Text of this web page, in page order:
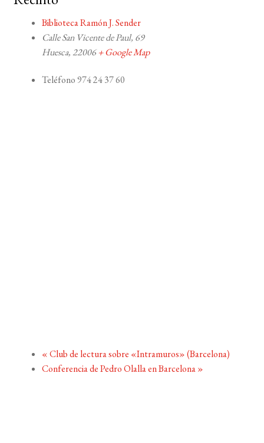
Biblioteca Ramón J. Sender
Calle San Vicente de Paul, 69
Huesca,22006 + Google Map
Teléfono 974 24 37 60
«Club de lectura sobre «Intramuros» (Barcelona)
Conferencia de Pedro Olalla en Barcelona»